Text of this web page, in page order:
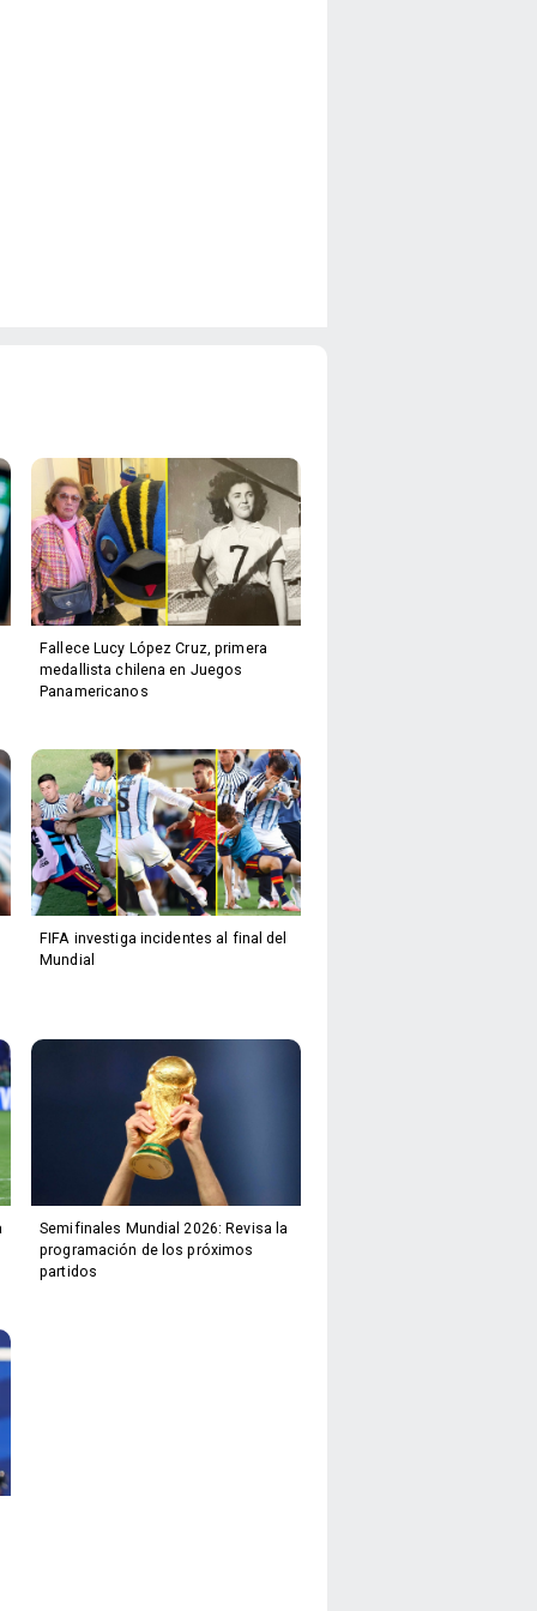
Fallece Lucy López Cruz, primera
medallista chilena en Juegos
Panamericanos
FIFA investiga incidentes al final del
Mundial
Semifinales Mundial 2026: Revisa la
programación de los próximos
partidos